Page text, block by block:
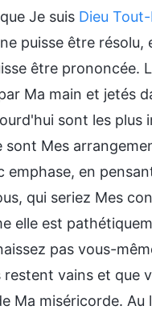
Je suis Dieu
puisse être
être prononcée.
Ma main et jetés
sont les
sont Mes
emphase, en
qui seriez Mes
elle est
pas vous-
vains et que
Ma miséricorde.